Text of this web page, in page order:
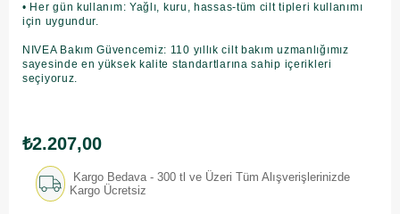
• Her gün kullanım: Yağlı, kuru, hassas-tüm cilt tipleri kullanımı
için uygundur.
NIVEA Bakım Güvencemiz: 110 yıllık cilt bakım uzmanlığımız
sayesinde en yüksek kalite standartlarına sahip içerikleri
seçiyoruz.
₺2.207,00
Kargo Bedava - 300 tl ve Üzeri Tüm Alışverişlerinizde
Kargo Ücretsiz